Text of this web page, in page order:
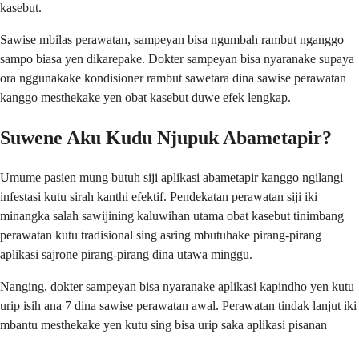
kasebut.
Sawise mbilas perawatan, sampeyan bisa ngumbah rambut nganggo
sampo biasa yen dikarepake. Dokter sampeyan bisa nyaranake supaya
ora nggunakake kondisioner rambut sawetara dina sawise perawatan
kanggo mesthekake yen obat kasebut duwe efek lengkap.
Suwene Aku Kudu Njupuk Abametapir?
Umume pasien mung butuh siji aplikasi abametapir kanggo ngilangi
infestasi kutu sirah kanthi efektif. Pendekatan perawatan siji iki
minangka salah sawijining kaluwihan utama obat kasebut tinimbang
perawatan kutu tradisional sing asring mbutuhake pirang-pirang
aplikasi sajrone pirang-pirang dina utawa minggu.
Nanging, dokter sampeyan bisa nyaranake aplikasi kapindho yen kutu
urip isih ana 7 dina sawise perawatan awal. Perawatan tindak lanjut iki
mbantu mesthekake yen kutu sing bisa urip saka aplikasi pisanan